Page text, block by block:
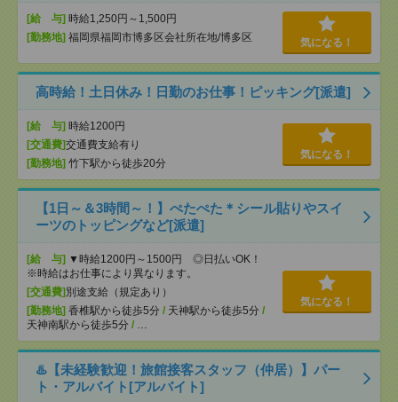
[給 与] 時給1,250円～1,500円
[勤務地] 福岡県福岡市博多区会社所在地/博多区 気になる！
高時給！土日休み！日勤のお仕事！ピッキング[派遣]
[給 与] 時給1200円
[交通費]交通費支給有り
[勤務地] 竹下駅から徒歩20分
気になる！
【1日～＆3時間～！】ぺたぺた＊シール貼りやスイ
ーツのトッピングなど[派遣]
[給 与] ▼時給1200円～1500円 ◎日払いOK！
※時給はお仕事により異なります。
[交通費] 別途支給（規定あり）
[勤務地] 香椎駅から徒歩5分 / 天神駅から徒歩5分 /
天神南駅から徒歩5分 / …
気になる！
♨️【未経験歓迎！旅館接客スタッフ（仲居）】パー
ト・アルバイト[アルバイト]